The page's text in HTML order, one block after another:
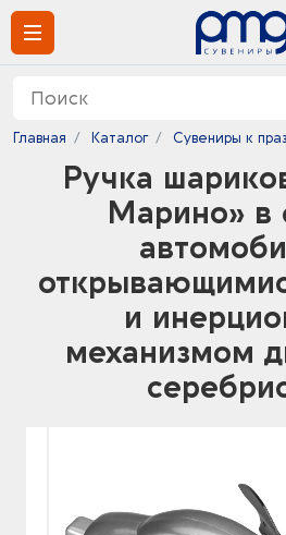
Главная Каталог Сувениры к
Ручка
Марино» в
и
механизмом